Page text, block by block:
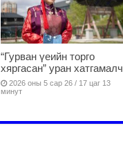
“Гурван үеийн торго
хяргасан” уран хатгамалч
2026 оны 5 сар 26 / 17 цаг 13
минут